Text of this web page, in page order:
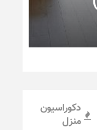
دکوراسیون
منزل